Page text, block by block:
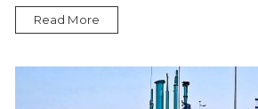
Read More